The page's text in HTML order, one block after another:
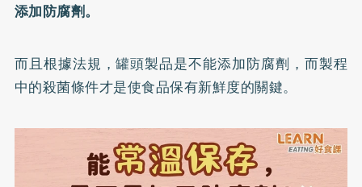
添加防腐劑。
而且根據法規，罐頭製品是不能添加防腐劑，而製程
中的殺菌條件才是使食品保有新鮮度的關鍵。